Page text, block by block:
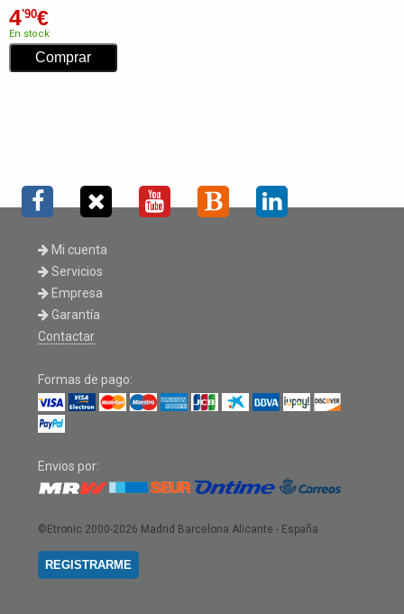
4'90€
En stock
Mi cuenta
Servicios
Empresa
Garantía
Contactar
Formas de pago:
Envios por:
©Etronic 2000-2026 Madrid Barcelona Alicante - España
REGISTRARME